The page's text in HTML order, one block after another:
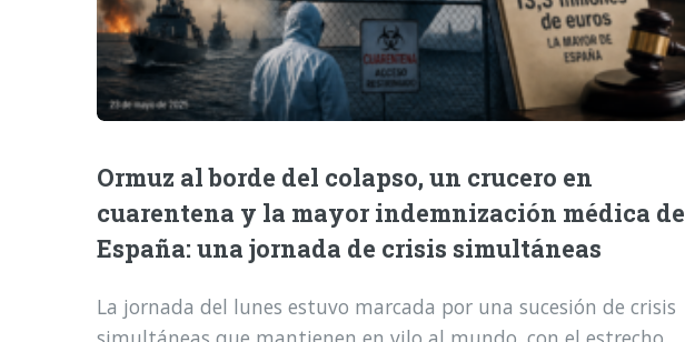
Ormuz al borde del colapso, un crucero en
cuarentena y la mayor indemnización médica de
España: una jornada de crisis simultáneas
La jornada del lunes estuvo marcada por una sucesión de crisis